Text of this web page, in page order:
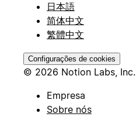
日本語
简体中文
繁體中文
Configurações de cookies
© 2026 Notion Labs, Inc.
Empresa
Sobre nós